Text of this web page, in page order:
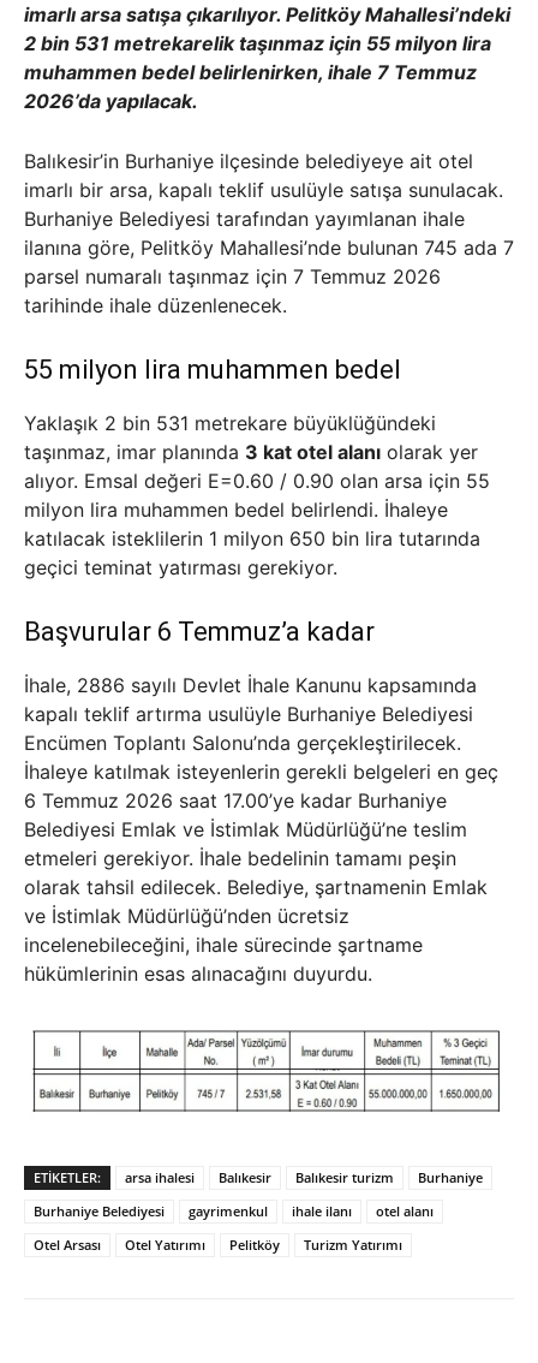
imarlı arsa satışa çıkarılıyor. Pelitköy Mahallesi’ndeki
2 bin 531 metrekarelik taşınmaz için 55 milyon lira
muhammen bedel belirlenirken, ihale 7 Temmuz
2026’da yapılacak.
Balıkesir’in Burhaniye ilçesinde belediyeye ait otel
imarlı bir arsa, kapalı teklif usulüyle satışa sunulacak.
Burhaniye Belediyesi tarafından yayımlanan ihale
ilanına göre, Pelitköy Mahallesi’nde bulunan 745 ada 7
parsel numaralı taşınmaz için 7 Temmuz 2026
tarihinde ihale düzenlenecek.
55 milyon lira muhammen bedel
Yaklaşık 2 bin 531 metrekare büyüklüğündeki
taşınmaz, imar planında 3 kat otel alanı olarak yer
alıyor. Emsal değeri E=0.60 / 0.90 olan arsa için 55
milyon lira muhammen bedel belirlendi. İhaleye
katılacak isteklilerin 1 milyon 650 bin lira tutarında
geçici teminat yatırması gerekiyor.
Başvurular 6 Temmuz’a kadar
İhale, 2886 sayılı Devlet İhale Kanunu kapsamında
kapalı teklif artırma usulüyle Burhaniye Belediyesi
Encümen Toplantı Salonu’nda gerçekleştirilecek.
İhaleye katılmak isteyenlerin gerekli belgeleri en geç
6 Temmuz 2026 saat 17.00’ye kadar Burhaniye
Belediyesi Emlak ve İstimlak Müdürlüğü’ne teslim
etmeleri gerekiyor. İhale bedelinin tamamı peşin
olarak tahsil edilecek. Belediye, şartnamenin Emlak
ve İstimlak Müdürlüğü’nden ücretsiz
incelenebileceğini, ihale sürecinde şartname
hükümlerinin esas alınacağını duyurdu.
ETIKETLER: arsa ihalesi Balıkesir Balıkesir turizm
Burhaniye
Burhaniye Belediyesi
gayrimenkul ihale ilanı
otel alanı
Otel Arsası
Otel Yatırımı Pelitköy Turizm Yatırımı